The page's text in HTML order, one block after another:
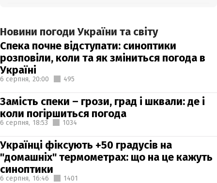
Новини погоди України та світу
Спека почне відступати: синоптики
розповіли, коли та як зміниться погода в
Україні
6 серпня, 20:00 495
Замість спеки – грози, град і шквали: де і
коли погіршиться погода
6 серпня, 18:53 1034
Українці фіксують +50 градусів на
"домашніх" термометрах: що на це кажуть
синоптики
6 серпня, 16:46 1401